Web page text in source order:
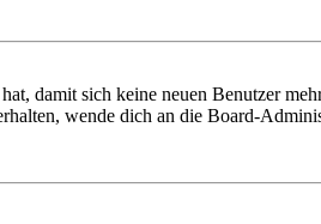
damit sich keine neuen Benutzer
wende dich an die Board-